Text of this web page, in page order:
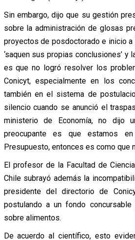
Sin embargo, dijo que su gestión
sobre la administración de glosas
proyectos de posdoctorado e inicio a
‘saquen sus propias conclusiones’ y
es que no logró resolver los
Conicyt, especialmente en los
también en el sistema de
silencio cuando se anunció el
ministerio de Economía, no dijo
preocupante es que estamos
Presupuesto, entonces es como que
El profesor de la Facultad de
Chile subrayó además la
presidente del directorio de
postulando a un fondo concursable
sobre alimentos.
De acuerdo al científico, esto